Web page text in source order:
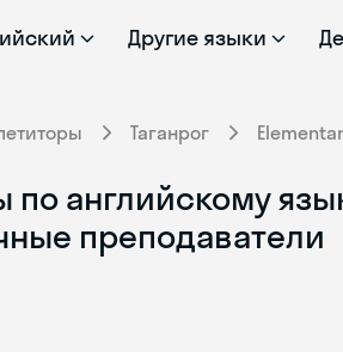
Другие языки
Таганрог
по английскому
преподаватели